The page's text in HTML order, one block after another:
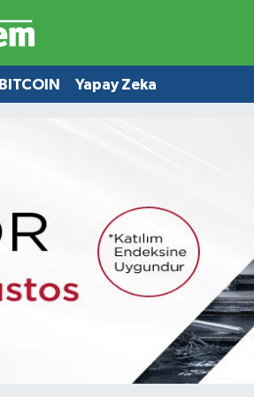
BITCOIN Yapay Zeka